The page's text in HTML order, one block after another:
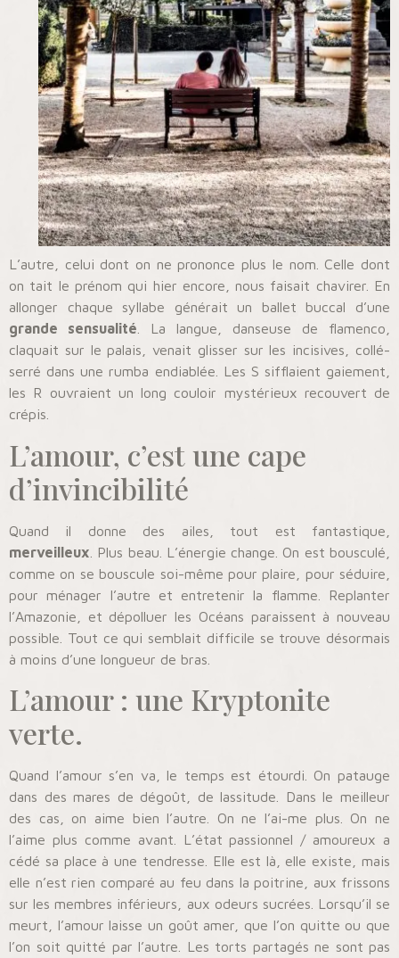
L’autre, celui dont on ne prononce plus le nom. Celle dont
on tait le prénom qui hier encore, nous faisait chavirer. En
allonger chaque syllabe générait un ballet buccal d’une
grande sensualité . La langue, danseuse de flamenco,
claquait sur le palais, venait glisser sur les incisives, collé-
serré dans une rumba endiablée. Les S sifflaient gaiement,
les R ouvraient un long couloir mystérieux recouvert de
crépis.
L’amour, c’est une cape
d’invincibilité
Quand il donne des ailes, tout est fantastique,
merveilleux . Plus beau. L’énergie change. On est bousculé,
comme on se bouscule soi-même pour plaire, pour séduire,
pour ménager l’autre et entretenir la flamme. Replanter
l’Amazonie, et dépolluer les Océans paraissent à nouveau
possible. Tout ce qui semblait difficile se trouve désormais
à moins d’une longueur de bras.
L’amour : une Kryptonite
verte.
Quand l’amour s’en va, le temps est étourdi. On patauge
dans des mares de dégoût, de lassitude. Dans le meilleur
des cas, on aime bien l’autre. On ne l’ai-me plus. On ne
l’aime plus comme avant. L’état passionnel / amoureux a
cédé sa place à une tendresse. Elle est là, elle existe, mais
elle n’est rien comparé au feu dans la poitrine, aux frissons
sur les membres inférieurs, aux odeurs sucrées. Lorsqu’il se
meurt, l’amour laisse un goût amer, que l’on quitte ou que
l’on soit quitté par l’autre. Les torts partagés ne sont pas